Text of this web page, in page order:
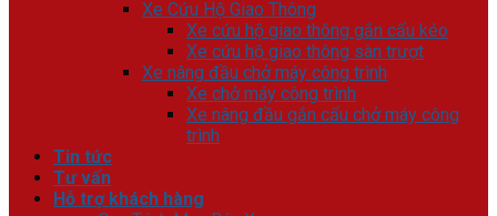
Xe Cứu Hộ Giao Thông
Xe cứu hộ giao thông gắn cẩu kéo
Xe cứu hộ giao thông sàn trượt
Xe nâng đầu chở máy công trình
Xe chở máy công trình
Xe nâng đầu gắn cẩu chở máy công
trình
Tin tức
Tư vấn
Hỗ trợ khách hàng